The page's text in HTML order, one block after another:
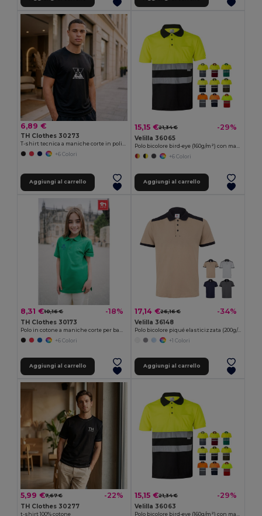
6,89 €
TH Clothes 30273
+6 Colori
Aggiungi al carrello
15,15 €21,34 € -29%
Velilla 36065
+6 Colori
Aggiungi al carrello
8,31 €10,16 € -18%
TH Clothes 30173
+6 Colori
Aggiungi al carrello
17,14 €26,16 € -34%
Velilla 36148
Polo bicolore piqué elasticizzata (200g/m²) con maniche corte, in poliestere (96%) ed elastan (4%)
+1 Colori
Aggiungi al carrello
5,99 €7,67 € -22%
TH Clothes 30277
t-shirt 100% cotone
15,15 €21,34 € -29%
Velilla 36063